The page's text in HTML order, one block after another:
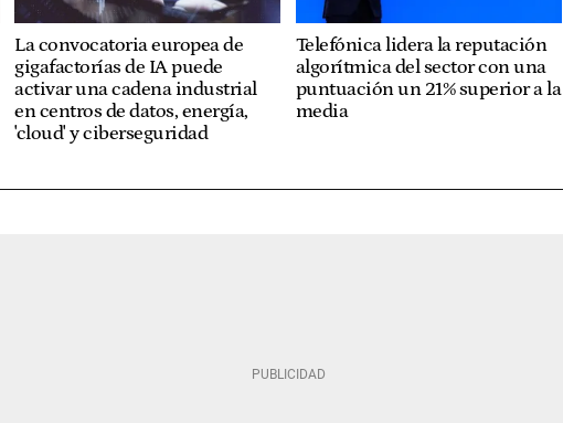
La convocatoria europea de
gigafactorías de IA puede
activar una cadena industrial
en centros de datos, energía,
'cloud' y ciberseguridad
Telefónica lidera la reputación
algorítmica del sector con una
puntuación un 21% superior a la
media